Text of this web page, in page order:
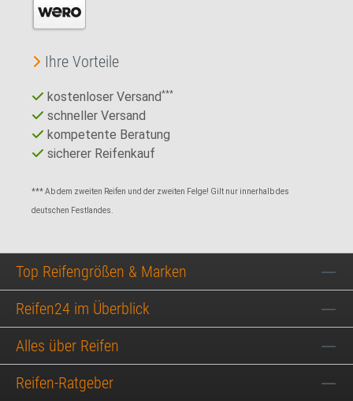
Ihre Vorteile
kostenloser Versand***
schneller Versand
kompetente Beratung
sicherer Reifenkauf
*** Ab dem zweiten Reifen und der zweiten Felge! Gilt nur innerhalb des
deutschen Festlandes.
Top Reifengrößen & Marken
Reifen24 im Überblick
Alles über Reifen
Reifen-Ratgeber